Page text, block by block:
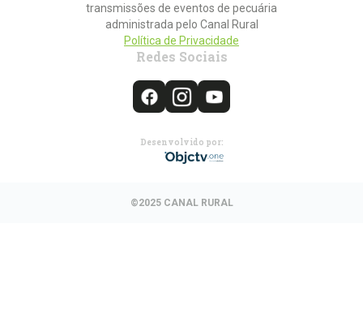
transmissões de eventos de pecuária
administrada pelo Canal Rural
Política de Privacidade
Redes Sociais
Desenvolvido por:
©2025 CANAL RURAL